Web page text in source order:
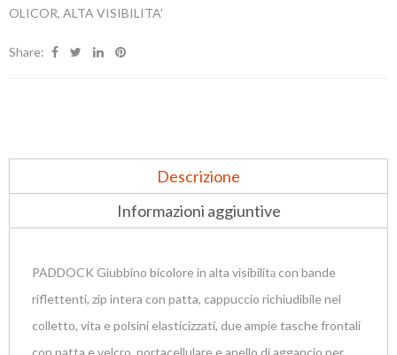
OLICOR, ALTA VISIBILITA'
Share:
Descrizione
Informazioni aggiuntive
PADDOCK Giubbino bicolore in alta visibilitа con bande
riflettenti, zip intera con patta, cappuccio richiudibile nel
colletto, vita e polsini elasticizzati, due ampie tasche frontali
con patta e velcro, portacellulare e anello di aggancio per